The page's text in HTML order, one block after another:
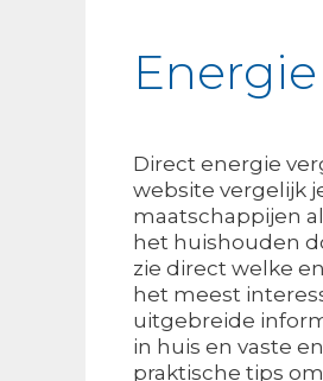
Direct energie
website vergelijk
maatschappijen
het huishouden
zie direct welke
het meest
uitgebreide
in huis en vaste
praktische tips